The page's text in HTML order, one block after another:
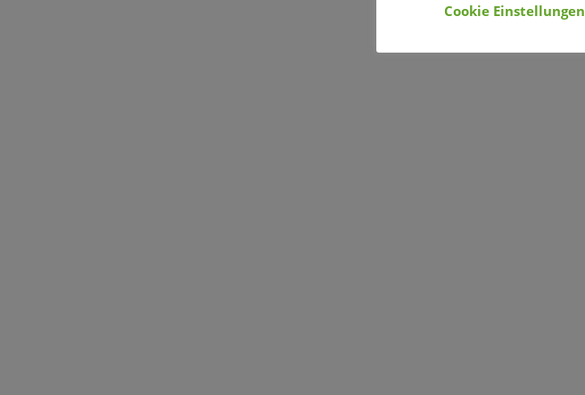
Cookie Einstellungen